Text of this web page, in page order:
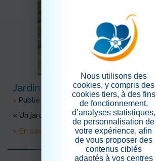
Jardin de Bagatelle
> Publié le 18/06/2026
« Un jardin est une poésie silencieuse. »
> En savoir plus
Nous utilisons des
cookies, y compris des
cookies tiers, à des fins
de fonctionnement,
d’analyses statistiques,
de personnalisation de
votre expérience, afin
de vous proposer des
contenus ciblés
adaptés à vos centres